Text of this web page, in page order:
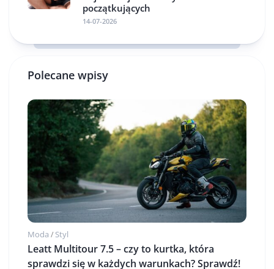
początkujących
14-07-2026
Polecane wpisy
Moda / Styl
Leatt Multitour 7.5 – czy to kurtka, która
sprawdzi się w każdych warunkach? Sprawdź!